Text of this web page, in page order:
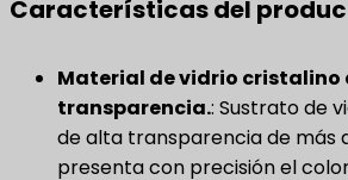
Características del
Material de vidrio cristalino
transparencia.​: Sustrato de
de alta transparencia de más
presenta con precisión el